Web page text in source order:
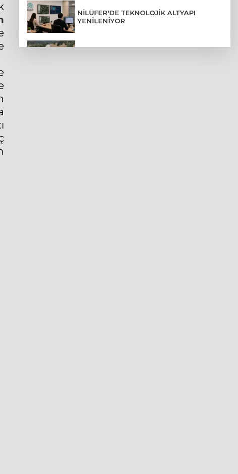
NİLÜFER'DE TEKNOLOJİK ALTYAPI
YENİLENİYOR